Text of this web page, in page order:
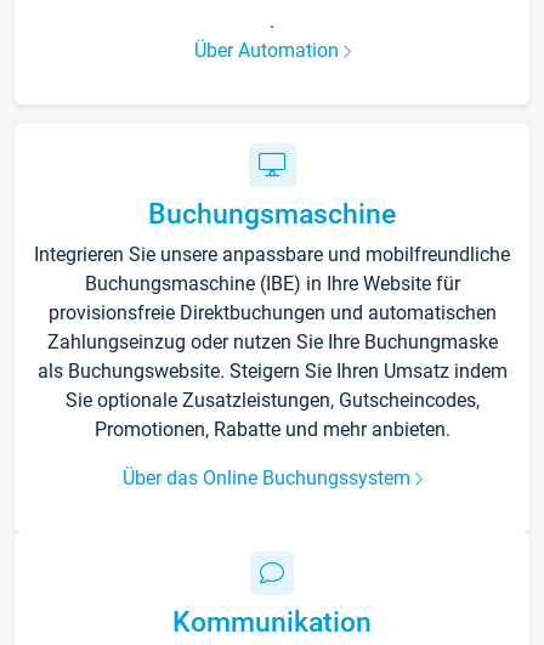
.
Über Automation
Buchungsmaschine
Integrieren Sie unsere anpassbare und mobilfreundliche
Buchungsmaschine (IBE) in Ihre Website für
provisionsfreie Direktbuchungen und automatischen
Zahlungseinzug oder nutzen Sie Ihre Buchungmaske
als Buchungswebsite. Steigern Sie Ihren Umsatz indem
Sie optionale Zusatzleistungen, Gutscheincodes,
Promotionen, Rabatte und mehr anbieten.
Über das Online Buchungssystem
Kommunikation